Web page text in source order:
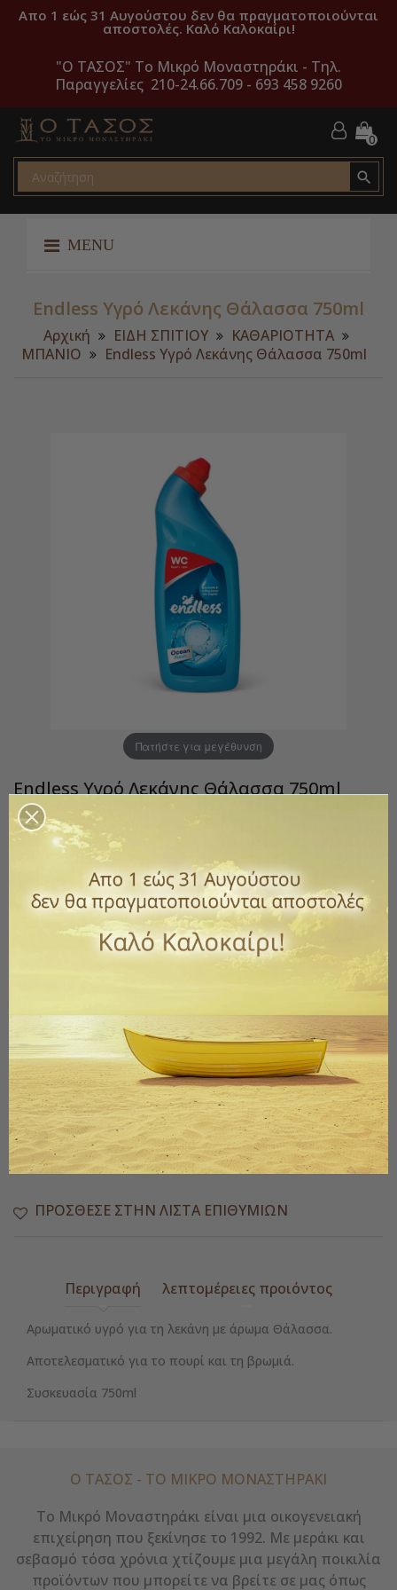
Απο 1 εώς 31 Αυγούστου δεν θα πραγματοποιούνται
αποστολές. Καλό Καλοκαίρι!
"O ΤΑΣΟΣ" Το Μικρό Μοναστηράκι - Τηλ.
Παραγγελίες 210-24.66.709 - 693 458 9260
0

MENU
Endless Υγρό Λεκάνης Θάλασσα 750ml
Αρχική ΕΙΔΗ ΣΠΙΤΙΟΥ
ΚΑΘΑΡΙΟΤΗΤΑ
ΜΠΑΝΙΟ
Endless Υγρό Λεκάνης Θάλασσα 750ml
Πατήστε για μεγέθυνση
Endless Υγρό Λεκάνης Θάλασσα 750ml
Κωδικός 1022-580546
με ΦΠΑ
Αρωματικό υγρό για τη λεκάνη με άρωμα Θάλασσα.
Αποτελεσματικό για το πουρί και τη βρωμιά.
Ποσότητα
ΑΓΟΡΆ
Διαθέσιμο
Παράδοση 1 έως 3 ημέρες
ΠΡΌΣΘΕΣΕ ΣΤΗΝ ΛΊΣΤΑ ΕΠΙΘΥΜΙΏΝ
Περιγραφή λεπτομέρειες προιόντος
Αρωματικό υγρό για τη λεκάνη με άρωμα Θάλασσα.
Αποτελεσματικό για το πουρί και τη βρωμιά.
Συσκευασία 750ml
Ο ΤΑΣΟΣ - ΤΟ ΜΙΚΡΌ ΜΟΝΑΣΤΗΡΆΚΙ
Το Μικρό Μοναστηράκι είναι μια οικογενειακή
επιχείρηση που ξεκίνησε το 1992. Με μεράκι και
σεβασμό τόσα χρόνια χτίζουμε μια μεγάλη ποικιλία
προϊόντων που μπορείτε να βρείτε σε μας όπως